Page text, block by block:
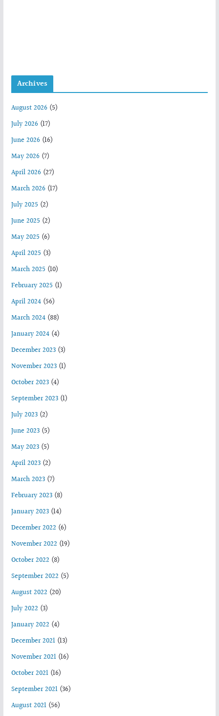
Archives
August 2026(5)
July 2026(17)
June 2026(16)
May 2026(7)
April 2026(27)
March 2026(17)
July 2025 (2)
June 2025 (2)
May 2025 (6)
April 2025 (3)
March 2025 (10)
February 2025 (1)
April 2024(56)
March 2024(88)
January 2024(4)
December 2023(3)
November 2023(1)
October 2023(4)
September 2023(1)
July 2023(2)
June 2023(5)
May 2023(5)
April 2023(2)
March 2023(7)
February 2023(8)
January 2023(14)
December 2022 (6)
November 2022 (19)
October 2022 (8)
September 2022 (5)
August 2022 (20)
July 2022 (3)
January 2022 (4)
December 2021(13)
November 2021(16)
October 2021(16)
September 2021(36)
August 2021(56)